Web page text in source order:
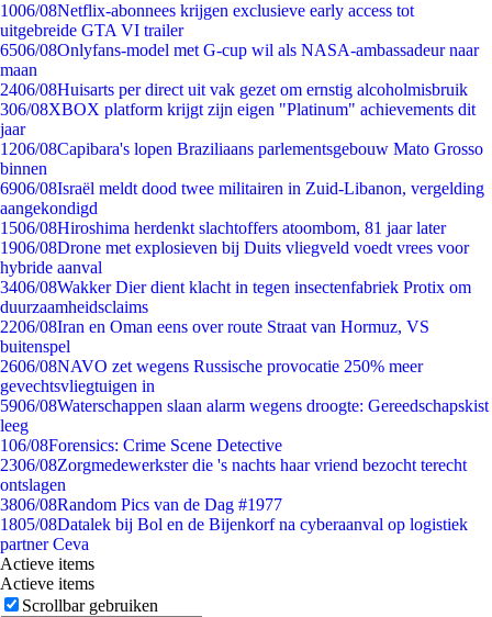
1006/08Netflix-abonnees krijgen exclusieve early access tot
uitgebreide GTA VI trailer
6506/08Onlyfans-model met G-cup wil als NASA-ambassadeur naar
maan
2406/08Huisarts per direct uit vak gezet om ernstig alcoholmisbruik
306/08XBOX platform krijgt zijn eigen "Platinum" achievements dit
jaar
1206/08Capibara's lopen Braziliaans parlementsgebouw Mato Grosso
binnen
6906/08Israël meldt dood twee militairen in Zuid-Libanon, vergelding
aangekondigd
1506/08Hiroshima herdenkt slachtoffers atoombom, 81 jaar later
1906/08Drone met explosieven bij Duits vliegveld voedt vrees voor
hybride aanval
3406/08Wakker Dier dient klacht in tegen insectenfabriek Protix om
duurzaamheidsclaims
2206/08Iran en Oman eens over route Straat van Hormuz, VS
buitenspel
2606/08NAVO zet wegens Russische provocatie 250% meer
gevechtsvliegtuigen in
5906/08Waterschappen slaan alarm wegens droogte: Gereedschapskist
leeg
106/08Forensics: Crime Scene Detective
2306/08Zorgmedewerkster die 's nachts haar vriend bezocht terecht
ontslagen
3806/08Random Pics van de Dag #1977
1805/08Datalek bij Bol en de Bijenkorf na cyberaanval op logistiek
partner Ceva
Actieve items
Actieve items
Scrollbar gebruiken